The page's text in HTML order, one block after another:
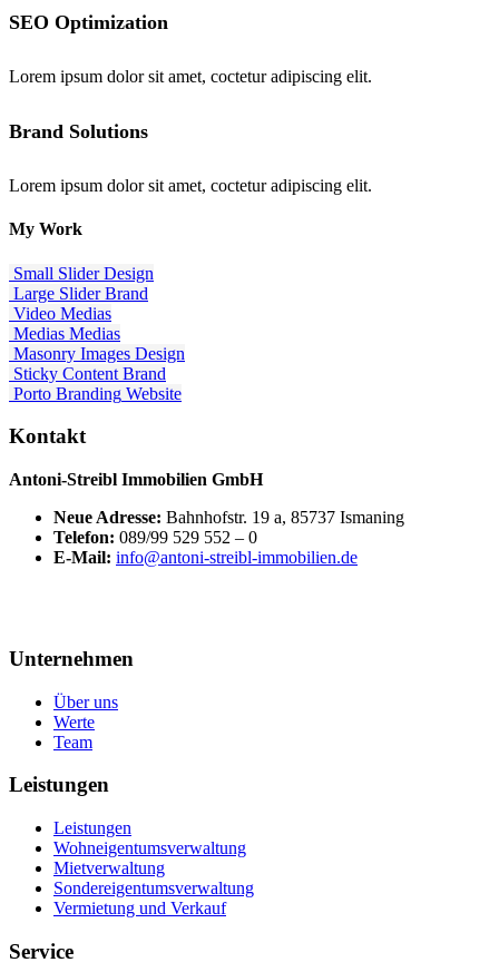
SEO Optimization
Lorem ipsum dolor sit amet, coctetur adipiscing elit.
Brand Solutions
Lorem ipsum dolor sit amet, coctetur adipiscing elit.
My Work
Small Slider Design
Large Slider Brand
Video Medias
Medias Medias
Masonry Images Design
Sticky Content Brand
Porto Branding Website
Kontakt
Antoni-Streibl Immobilien GmbH
Neue Adresse: Bahnhofstr. 19 a, 85737 Ismaning
Telefon: 089/99 529 552 – 0
E-Mail: info@antoni-streibl-immobilien.de
Unternehmen
Über uns
Werte
Team
Leistungen
Leistungen
Wohneigentumsverwaltung
Mietverwaltung
Sondereigentumsverwaltung
Vermietung und Verkauf
Service